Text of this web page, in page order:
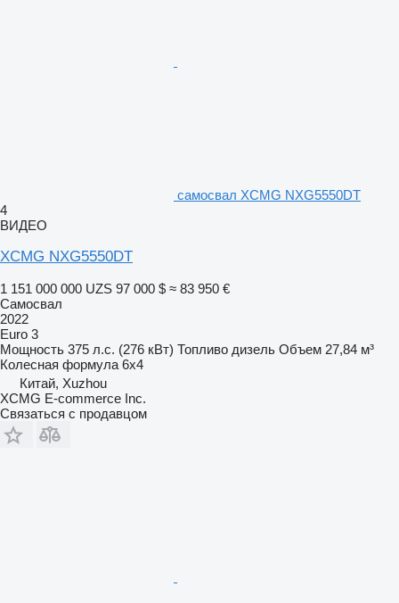
самосвал XCMG NXG5550DT
4
ВИДЕО
XCMG NXG5550DT
1 151 000 000 UZS 97 000 $ ≈ 83 950 €
Самосвал
2022
Euro 3
Мощность 375 л.с. (276 кВт) Топливо дизель Объем 27,84 м³
Колесная формула 6x4
Китай, Xuzhou
XCMG E-commerce Inc.
Связаться с продавцом